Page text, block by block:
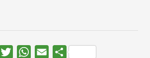
FacebookTwitterWhatsApp
Email Share